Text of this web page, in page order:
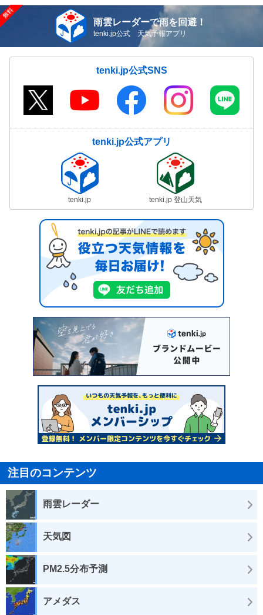
雨雲レーダーで雨を回避！
tenki.jp公式 天気予報アプリ
tenki.jp公式SNS
tenki.jp公式アプリ
tenki.jp tenki.jp 登山天気
注目のコンテンツ
雨雲レーダー
天気図
PM2.5分布予測
アメダス